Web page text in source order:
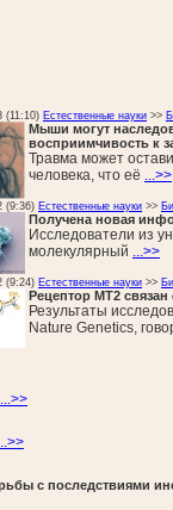
(11:10) Естественные науки >>
Мыши могут
восприимчивость к
Травма может
человека, что её
...>>
(9:36) Естественные науки >>
Получена новая
Исследователи из
молекулярный
...>>
(9:24) Естественные науки >>
Рецептор МТ2 связан
Результаты
Nature Genetics,
...>>
...>>
с последствиями